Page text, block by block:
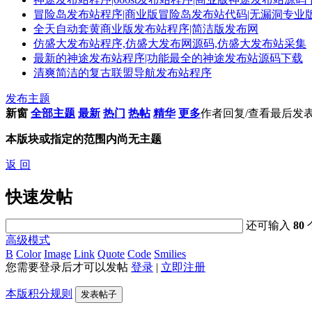
冒险岛发布站程序|商业版冒险岛发布站代码|无漏洞专业
全天自动套黄商业版发布站程序|简洁版发布网
仿盛大发布站程序,仿盛大发布网源码,仿盛大发布站采集
最新的神途发布站程序|功能最全的神途发布站源码下载
清爽简洁的复古联盟导航发布站程序
发布主题
新窗 全部主题 最新 热门 热帖 精华 更多作者回复/查看最后发
本版块或指定的范围内尚无主题
返 回
快速发帖
还可输入80
高级模式
B Color Image Link Quote Code Smilies
您需要登录后才可以发帖 登录 | 立即注册
本版积分规则 发表帖子